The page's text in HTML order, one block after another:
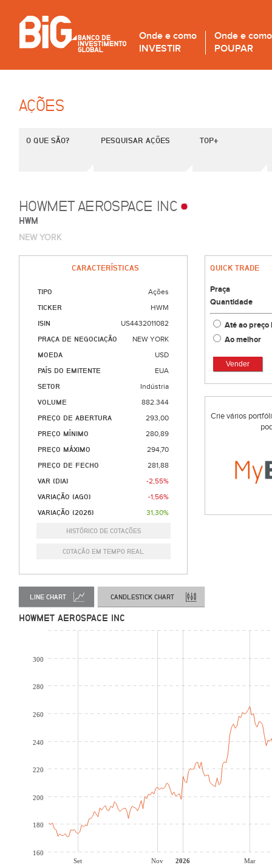
Onde e como
INVESTIR
Onde e como
POUPAR
AÇÕES
O QUE SÃO? PESQUISAR AÇÕES TOP+
HOWMET AEROSPACE INC
HWM
NEW YORK
CARACTERÍSTICAS
TIPO Ações
TICKER HWM
ISIN US4432011082
PRAÇA DE NEGOCIAÇÃO NEW YORK
MOEDA USD
PAÍS DO EMITENTE EUA
SETOR Indústria
VOLUME 882.344
PREÇO DE ABERTURA 293,00
PREÇO MÍNIMO 280,89
PREÇO MÁXIMO 294,70
PREÇO DE FECHO 281,88
VAR (DIA) -2,55%
VARIAÇÃO (AGO) -1,56%
VARIAÇÃO (2026) 31,30%
HISTÓRICO DE COTAÇÕES
COTAÇÃO EM TEMPO REAL
QUICK TRADE
Praça
Quantidade
Até ao
Ao melhor
Vender
Crie vários
LINE CHART CANDLESTICK CHART
HOWMET AEROSPACE INC
Set Nov 2026 Mar
160
180
200
220
240
260
280
300